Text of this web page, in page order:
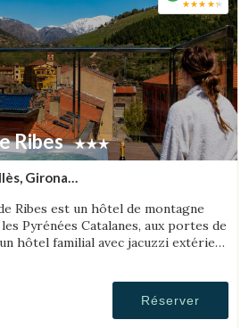
Ribes
Girona
Ribes est un hôtel de montagne
Pyrénées Catalanes, aux portes de
hôtel familial avec jacuzzi extérieur
Réserver